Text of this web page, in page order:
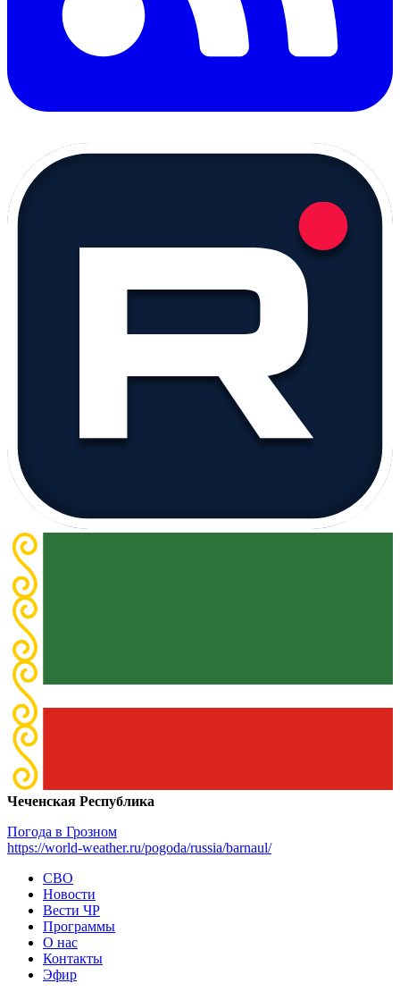
Чеченская Республика
Погода в Грозном
https://world-weather.ru/pogoda/russia/barnaul/
СВО
Новости
Вести ЧР
Программы
О нас
Контакты
Эфир